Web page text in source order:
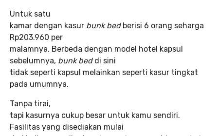
Untuk satu
kamar dengan kasur bunk bed berisi 6 orang seharga
Rp203.960 per
malamnya. Berbeda dengan model hotel kapsul
sebelumnya, bunk bed di sini
tidak seperti kapsul melainkan seperti kasur tingkat
pada umumnya.
Tanpa tirai,
tapi kasurnya cukup besar untuk kamu sendiri.
Fasilitas yang disediakan mulai